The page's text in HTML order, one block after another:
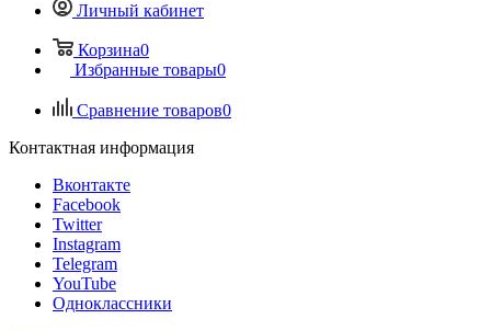
Личный кабинет
Корзина0
Избранные товары0
Сравнение товаров0
Контактная информация
Вконтакте
Facebook
Twitter
Instagram
Telegram
YouTube
Одноклассники